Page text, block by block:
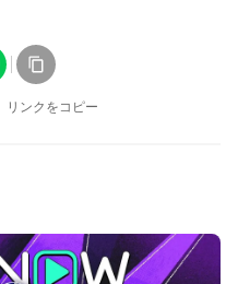
リンクをコピー